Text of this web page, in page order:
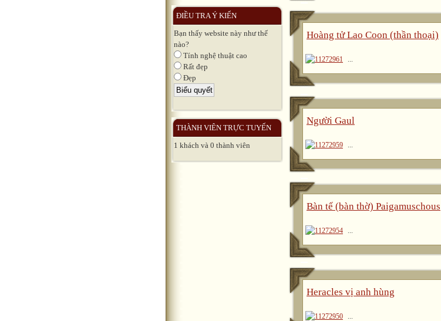
ĐIỀU TRA Ý KIẾN
Bạn thấy website này như thế
nào?
Tính nghệ thuật cao
Rất đẹp
Đẹp
THÀNH VIÊN TRỰC TUYẾN
1 khách và 0 thành viên
Hoàng tử Lao Coon (thần thoại)
...
Người Gaul
...
Bàn tế (bàn thờ) Paigamuschous
...
Heracles vị anh hùng
...